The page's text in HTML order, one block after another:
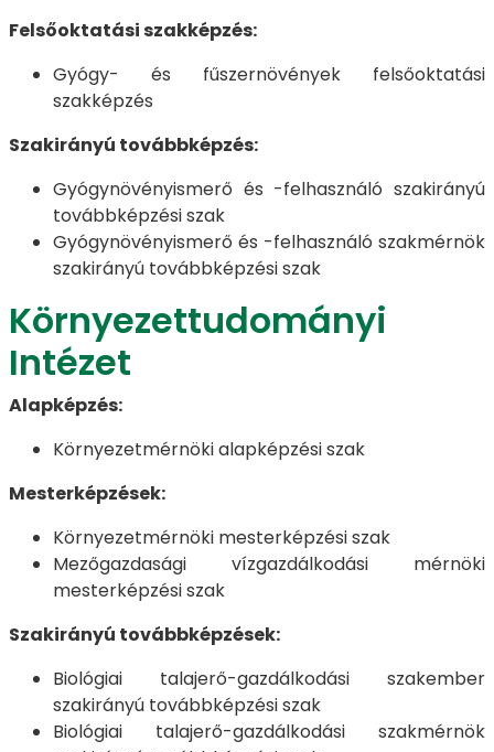
Felsőoktatási szakképzés:
Gyógy- és fűszernövények felsőoktatási
szakképzés
Szakirányú továbbképzés:
Gyógynövényismerő és -felhasználó szakirányú
továbbképzési szak
Gyógynövényismerő és -felhasználó szakmérnök
szakirányú továbbképzési szak
Környezettudományi
Intézet
Alapképzés:
Környezetmérnöki alapképzési szak
Mesterképzések:
Környezetmérnöki mesterképzési szak
Mezőgazdasági vízgazdálkodási mérnöki
mesterképzési szak
Szakirányú továbbképzések:
Biológiai talajerő-gazdálkodási szakember
szakirányú továbbképzési szak
Biológiai talajerő-gazdálkodási szakmérnök